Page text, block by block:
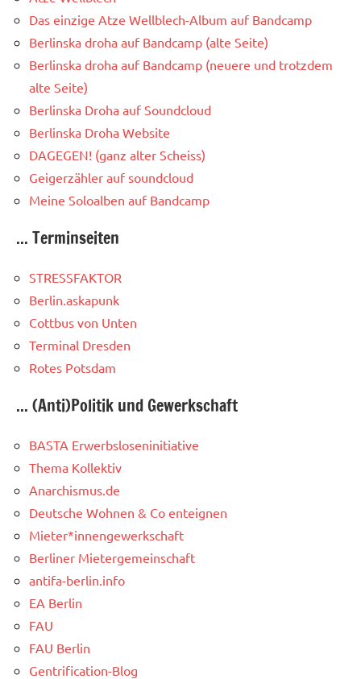
Das einzige Atze Wellblech-Album auf Bandcamp
Berlinska droha auf Bandcamp (alte Seite)
Berlinska droha auf Bandcamp (neuere und trotzdem
alte Seite)
Berlinska Droha auf Soundcloud
Berlinska Droha Website
DAGEGEN! (ganz alter Scheiss)
Geigerzähler auf soundcloud
Meine Soloalben auf Bandcamp
... Terminseiten
STRESSFAKTOR
Berlin.askapunk
Cottbus von Unten
Terminal Dresden
Rotes Potsdam
... (Anti)Politik und Gewerkschaft
BASTA Erwerbsloseninitiative
Thema Kollektiv
Anarchismus.de
Deutsche Wohnen & Co enteignen
Mieter*innengewerkschaft
Berliner Mietergemeinschaft
antifa-berlin.info
EA Berlin
FAU
FAU Berlin
Gentrification-Blog